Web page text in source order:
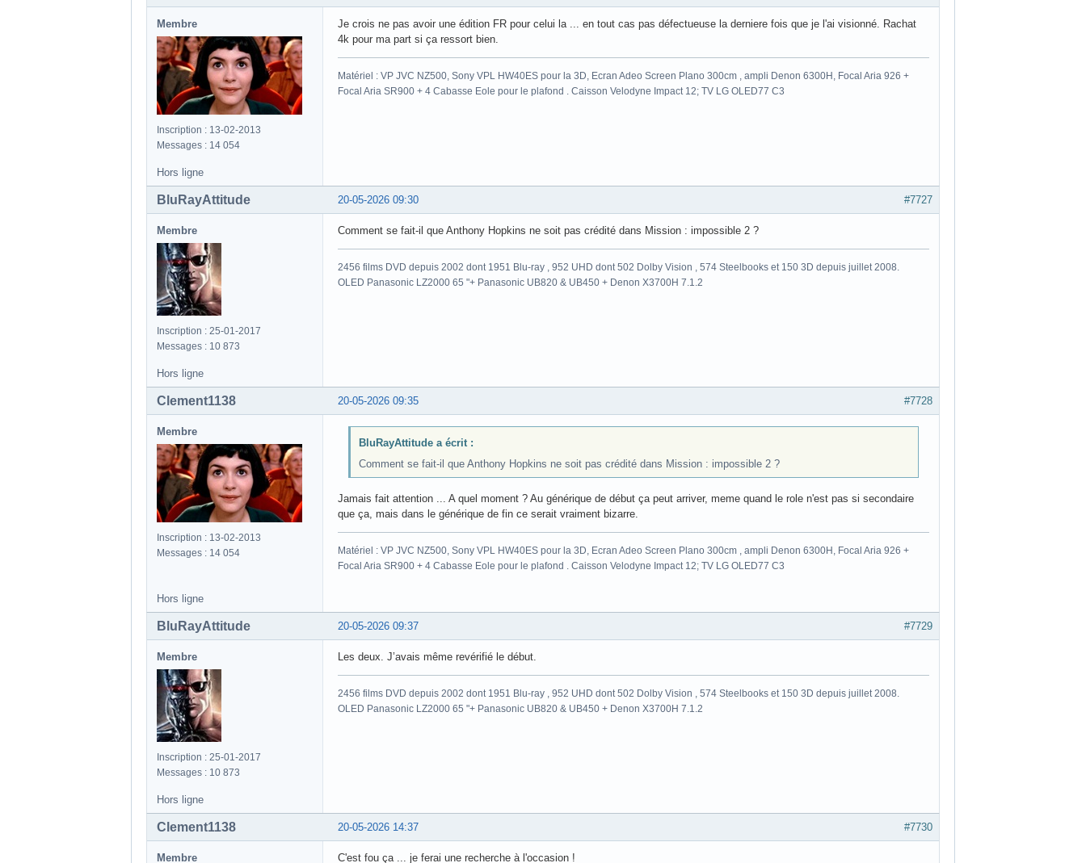
Membre
Inscription : 13-02-2013
Messages : 14 054
Je crois ne pas avoir une édition FR pour celui la ... en tout cas pas défectueuse la derniere fois que je l'ai visionné. Rachat
4k pour ma part si ça ressort bien.
Matériel : VP JVC NZ500, Sony VPL HW40ES pour la 3D, Ecran Adeo Screen Plano 300cm , ampli Denon 6300H, Focal Aria 926 +
Focal Aria SR900 + 4 Cabasse Eole pour le plafond . Caisson Velodyne Impact 12; TV LG OLED77 C3
Hors ligne
#7727
20-05-2026 09:30
BluRayAttitude
Membre
Inscription : 25-01-2017
Messages : 10 873
Comment se fait-il que Anthony Hopkins ne soit pas crédité dans Mission : impossible 2 ?
2456 films DVD depuis 2002 dont 1951 Blu-ray , 952 UHD dont 502 Dolby Vision , 574 Steelbooks et 150 3D depuis juillet 2008.
OLED Panasonic LZ2000 65 "+ Panasonic UB820 & UB450 + Denon X3700H 7.1.2
Hors ligne
#7728
20-05-2026 09:35
Clement1138
Membre
Inscription : 13-02-2013
Messages : 14 054
BluRayAttitude a écrit :
Comment se fait-il que Anthony Hopkins ne soit pas crédité dans Mission : impossible 2 ?
Jamais fait attention ... A quel moment ? Au générique de début ça peut arriver, meme quand le role n'est pas si secondaire
que ça, mais dans le générique de fin ce serait vraiment bizarre.
Matériel : VP JVC NZ500, Sony VPL HW40ES pour la 3D, Ecran Adeo Screen Plano 300cm , ampli Denon 6300H, Focal Aria 926 +
Focal Aria SR900 + 4 Cabasse Eole pour le plafond . Caisson Velodyne Impact 12; TV LG OLED77 C3
Hors ligne
#7729
20-05-2026 09:37
BluRayAttitude
Membre
Inscription : 25-01-2017
Messages : 10 873
Les deux. J’avais même revérifié le début.
2456 films DVD depuis 2002 dont 1951 Blu-ray , 952 UHD dont 502 Dolby Vision , 574 Steelbooks et 150 3D depuis juillet 2008.
OLED Panasonic LZ2000 65 "+ Panasonic UB820 & UB450 + Denon X3700H 7.1.2
Hors ligne
#7730
20-05-2026 14:37
Clement1138
Membre C'est fou ça ... je ferai une recherche à l'occasion !